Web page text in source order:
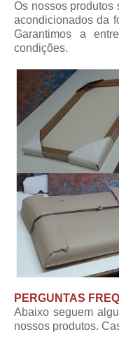
Os nossos produtos
acondicionados da
Garantimos a
condições.
PERGUNTAS
Abaixo seguem
nossos produtos.